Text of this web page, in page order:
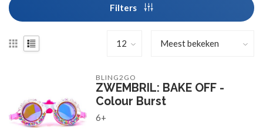
Filters
BLING2GO
ZWEMBRIL: BAKE OFF -
Colour Burst
6+